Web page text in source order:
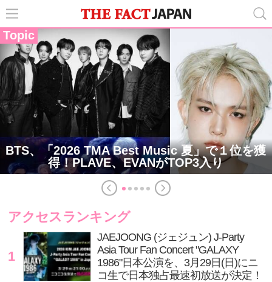
Topic
BTS、「2026 TMA Best Music 夏」で１位を獲
得！PLAVE、EVANがTOP3入り
アクセスランキング
1
JAEJOONG (ジェジュン) J-Party
Asia Tour Fan Concert "GALAXY
1986"日本公演を、3月29日(日)にニ
コ生で日本独占最速初放送が決定！